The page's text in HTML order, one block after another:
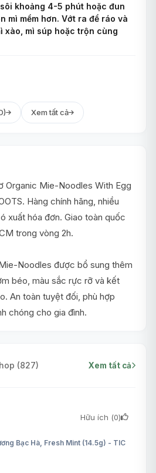
khoảng 4-5 phút hoặc đun
mì mềm hơn. Vớt ra để ráo và
xào, mì súp hoặc trộn cùng
Xem tất cả
Organic Mie-Noodles With Egg
Hàng chính hãng, nhiều
xuất hóa đơn. Giao toàn quốc
trong vòng 2h.
Noodles được bổ sung thêm
béo, màu sắc rực rỡ và kết
An toàn tuyệt đối, phù hợp
chóng cho gia đình.
(827) Xem tất cả
Hữu ích (0)
Bạc Hà, Fresh Mint (14.5g) - TIC